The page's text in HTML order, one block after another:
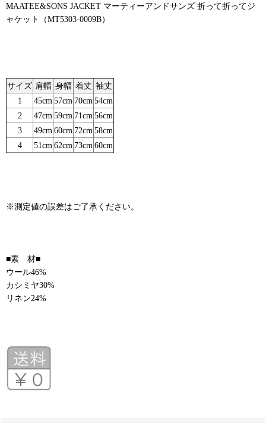
MAATEE&SONS JACKET マーティーアンドサンズ 折って折ってジ
ャケット（MT5303-0009B）
サイズ 肩幅 身幅 着丈 袖丈
1
45cm 57cm 70cm 54cm
2
47cm 59cm 71cm 56cm
3
49cm 60cm 72cm 58cm
4
51cm 62cm 73cm 60cm
※測定値の誤差はご了承ください。
■素 材■
ウール46%
カシミヤ30%
リネン24%